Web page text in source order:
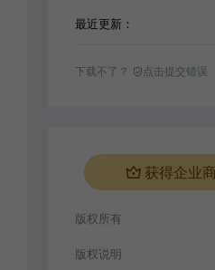
最近更新：
下载不了？ 点击提交错误
获得企业
版权所有
版权说明